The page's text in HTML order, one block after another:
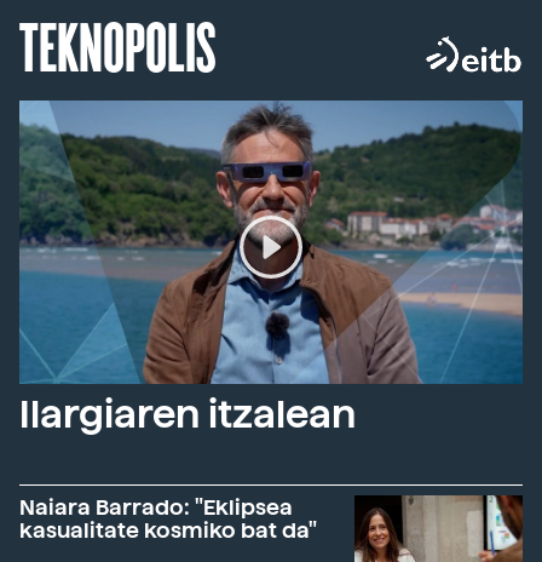
TEKNOPOLIS
Ilargiaren itzalean
Naiara Barrado: "Eklipsea
kasualitate kosmiko bat da"